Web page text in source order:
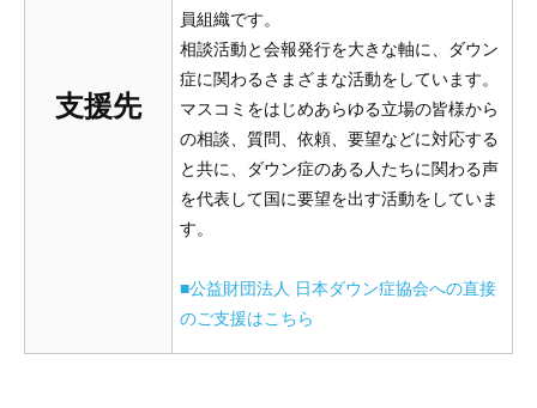
支援先
員組織です。
相談活動と会報発行を大きな軸に、ダウン
症に関わるさまざまな活動をしています。
マスコミをはじめあらゆる立場の皆様から
の相談、質問、依頼、要望などに対応する
と共に、ダウン症のある人たちに関わる声
を代表して国に要望を出す活動をしていま
す。
■公益財団法人 日本ダウン症協会への直接
のご支援はこちら